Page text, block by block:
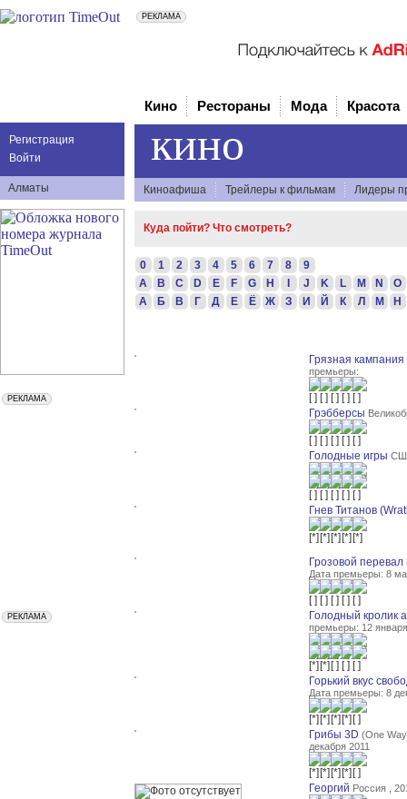
Регистрация
Войти
Алматы
Кино Рестораны Мода Красота
кино
Киноафиша Трейлеры к фильмам Лидеры
Куда пойти? Что смотреть?
0 1 2 3 4 5 6 7 8
9
A
B C D E F G H J K L M N
O
А
Б В Г Д Е Ё Ж З И Й К Л М Н
Грязная
премьеры:
Грэбберсы
Голодные игры
Гнев Титанов
Грозовой перевал
Дата премьеры: 8
Голодный кролик
премьеры: 12
Горький вкус
Дата премьеры: 8
Грибы 3D (One
декабря 2011
Георгий Россия ,